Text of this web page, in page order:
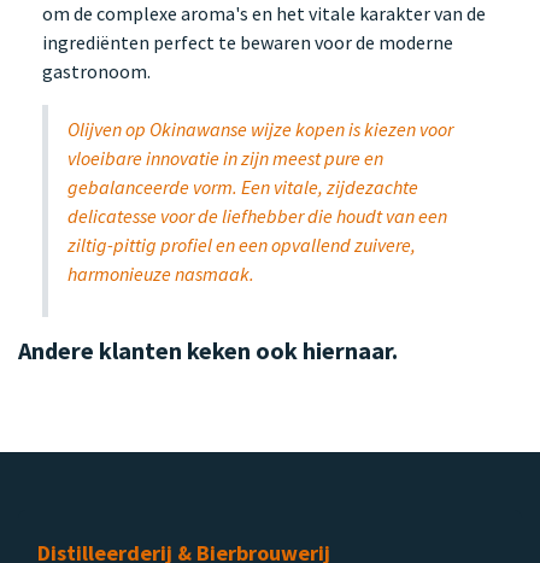
om de complexe aroma's en het vitale karakter van de
ingrediënten perfect te bewaren voor de moderne
gastronoom.
Olijven op Okinawanse wijze kopen is kiezen voor
vloeibare innovatie in zijn meest pure en
gebalanceerde vorm. Een vitale, zijdezachte
delicatesse voor de liefhebber die houdt van een
ziltig-pittig profiel en een opvallend zuivere,
harmonieuze nasmaak.
Andere klanten keken ook hiernaar.
Distilleerderij & Bierbrouwerij